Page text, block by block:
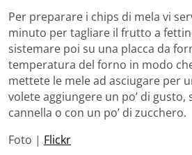
Per preparare i chips di mela vi
minuto per tagliare il frutto a
sistemare poi su una placca da
temperatura del forno in modo
mettete le mele ad asciugare per
volete aggiungere un po’ di gusto,
cannella o con un po’ di zucchero.
Foto | Flickr